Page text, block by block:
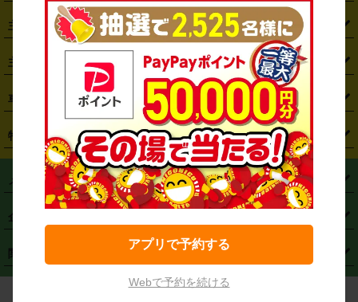
・東京都 ・神奈川県 ・埼玉県 ・千葉県 ・
・ 栃木県 ・群馬県 ・山梨県 ・愛知県 ・静岡県 ・岐阜県
・ 新潟県 富山県 ・石川県 ・福井県 ・大阪府
京都府 滋賀県 ・和歌山県 ・ 奈良県 ・三重県
・島根県 ・岡山県 ・広島県 ・山口県 ・徳島県
香川県 ・愛媛県 ・高知県 ・福岡県 ・佐賀県 ・長崎県
熊本県 ・大分県 ・宮崎県 ・鹿児島県 ・沖縄県
・ 札幌駅 ・仙台駅 ・新宿駅 ・池袋駅 ・渋谷駅 東京駅
・川崎駅 ・大宮駅 ・西船橋駅 ・柏駅 ・名古屋駅
・ 難波駅 三宮駅 ・京都駅 ・ 広島駅 ・博多駅
・ 那覇空港駅
主要空港から探す
・ 新千歳空港 仙台空港
・ 羽田空港
・ 中部国際空港セントレア 関西国際空港
・ 大阪国際空港（伊丹空港） ・神戸空港
・ 岡山空港 ・徳島空港
・ 福岡空港 ・鹿児島空港
・
主要都市から探す
・仙台市
・さいたま市
・ 横浜市 ・川崎市
相模原市 ・新潟市
静岡市 ・浜松市
・ 名古屋市 ・京都市
・ 堺市
・ ・岡山市
車種から探す
・コンパクトカー ・ステーションワゴン・セダン
ミニバン・ワンボックス ・ 高級ミニバン・ワンボックス
・ 軽トラック・商用バン
トラック・バン (タウンエースバン、ライトエースバン等)
(ハイエースバン・キャラバン等)
特徴から探す
ハイブリッド ・宅配レンタカー ・ETCカードレンタル
・ 長期レンタル ・ 深夜時間帯レンタル ・免責補償プラス
・
国際運転免許証 ・営業時間外返却サービス
メニュー
トップページ ・はじめての方へ ・ご利用案内
予約から返却まで
・店舗を探す
企業情報
ニュース ・フランチャイズ募集
関連サービス
カーリースなら「定額ニコノリパック」
アプリで予約する
Webで予約を続ける